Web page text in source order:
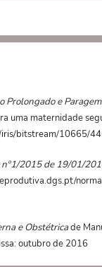
Prolongado e
uma maternidade
iris/bitstream/10665/
2015 de 19/01/
e Obstétricade
outubro de 2016